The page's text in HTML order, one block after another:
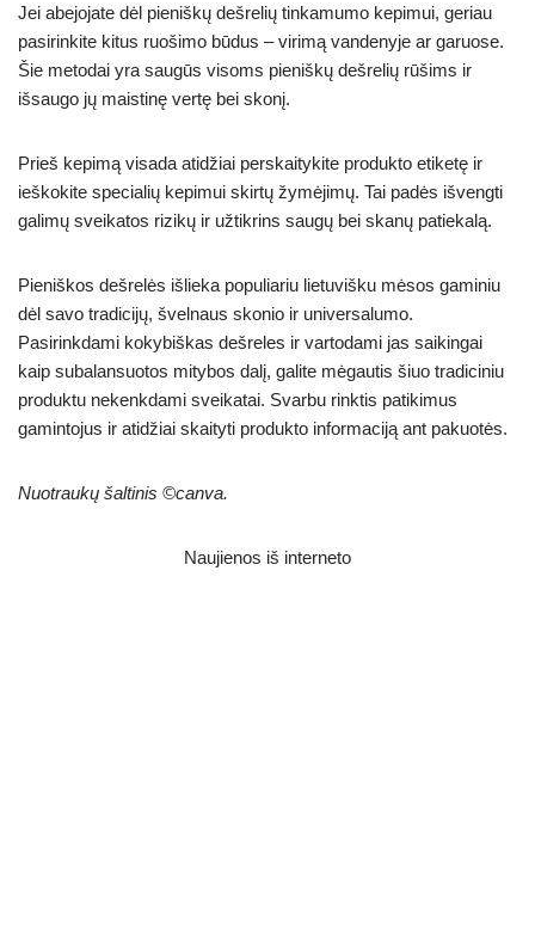
Jei abejojate dėl pieniškų dešrelių tinkamumo kepimui, geriau
pasirinkite kitus ruošimo būdus – virimą vandenyje ar garuose.
Šie metodai yra saugūs visoms pieniškų dešrelių rūšims ir
išsaugo jų maistinę vertę bei skonį.
Prieš kepimą visada atidžiai perskaitykite produkto etiketę ir
ieškokite specialių kepimui skirtų žymėjimų. Tai padės išvengti
galimų sveikatos rizikų ir užtikrins saugų bei skanų patiekalą.
Pieniškos dešrelės išlieka populiariu lietuvišku mėsos gaminiu
dėl savo tradicijų, švelnaus skonio ir universalumo.
Pasirinkdami kokybiškas dešreles ir vartodami jas saikingai
kaip subalansuotos mitybos dalį, galite mėgautis šiuo tradiciniu
produktu nekenkdami sveikatai. Svarbu rinktis patikimus
gamintojus ir atidžiai skaityti produkto informaciją ant pakuotės.
Nuotraukų šaltinis ©canva.
Naujienos iš interneto